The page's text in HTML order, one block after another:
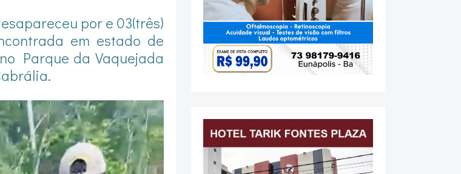
por e 03(três)
em estado de
Parque da Vaquejada